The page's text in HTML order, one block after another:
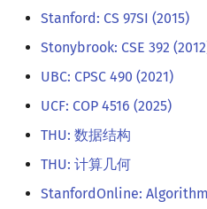
Stanford: CS 97SI (2015)
Stonybrook: CSE 392
UBC: CPSC 490 (2021)
UCF: COP 4516 (2025)
THU: 数据结构
THU: 计算几何
StanfordOnline: